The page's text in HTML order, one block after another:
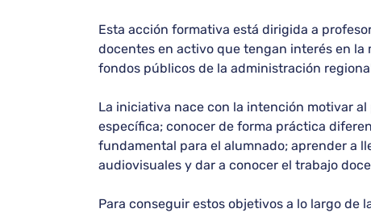
Esta acción formativa está dirigida a
docentes en activo que tengan interés en
fondos públicos de la administración
La iniciativa nace con la intención motivar
específica; conocer de forma práctica
fundamental para el alumnado; aprender a
audiovisuales y dar a conocer el trabajo
Para conseguir estos objetivos a lo largo